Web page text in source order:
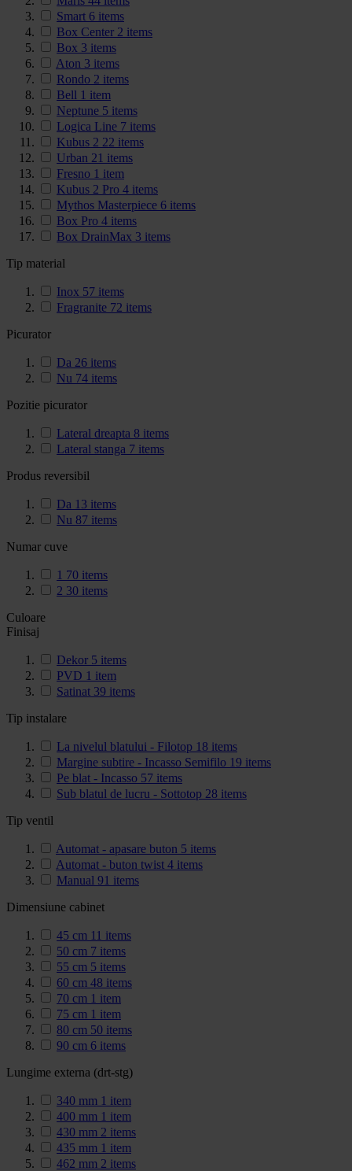
Smart 6 items
Box Center 2 items
Box 3 items
Aton 3 items
Rondo 2 items
Bell 1 item
Neptune 5 items
Logica Line 7 items
Kubus 2 22 items
Urban 21 items
Fresno 1 item
Kubus 2 Pro 4 items
Mythos Masterpiece 6 items
Box Pro 4 items
Box DrainMax 3 items
Tip material
Inox 57 items
Fragranite 72 items
Picurator
Da 26 items
Nu 74 items
Pozitie picurator
Lateral dreapta 8 items
Lateral stanga 7 items
Produs reversibil
Da 13 items
Nu 87 items
Numar cuve
1 70 items
2 30 items
Culoare
Finisaj
Dekor 5 items
PVD 1 item
Satinat 39 items
Tip instalare
La nivelul blatului - Filotop 18 items
Margine subtire - Incasso Semifilo 19 items
Pe blat - Incasso 57 items
Sub blatul de lucru - Sottotop 28 items
Tip ventil
Automat - apasare buton 5 items
Automat - buton twist 4 items
Manual 91 items
Dimensiune cabinet
45 cm 11 items
50 cm 7 items
55 cm 5 items
60 cm 48 items
70 cm 1 item
75 cm 1 item
80 cm 50 items
90 cm 6 items
Lungime externa (drt-stg)
340 mm 1 item
400 mm 1 item
430 mm 2 items
435 mm 1 item
462 mm 2 items